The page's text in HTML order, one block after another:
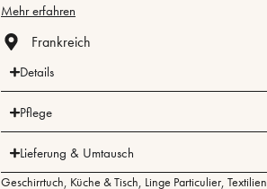
Mehr erfahren
Frankreich
Details
Pflege
Lieferung & Umtausch
Geschirrtuch Küche & Tisch Linge Particulier Textilien